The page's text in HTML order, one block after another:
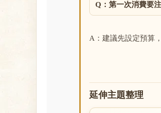
Q：第一次消費要
A：建議先設定預算
延伸主題整理